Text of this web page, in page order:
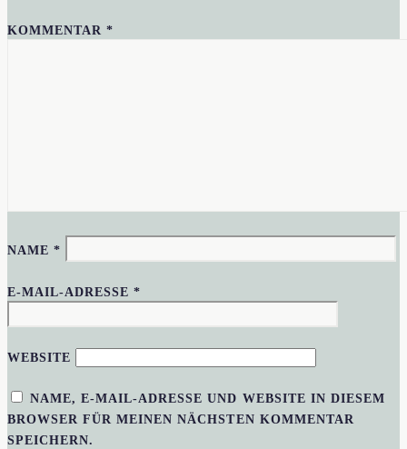
KOMMENTAR*
NAME*
E-MAIL-ADRESSE*
WEBSITE
NAME, E-MAIL-ADRESSE UND WEBSITE IN DIESEM
BROWSER FÜR MEINEN NÄCHSTEN KOMMENTAR
SPEICHERN.